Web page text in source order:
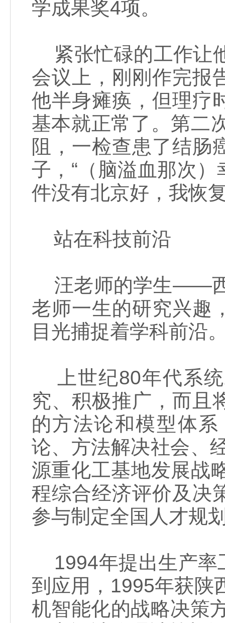
学成果奖4项。
紧张忙碌的工作让
会议上，刚刚作完报
他半身瘫痪，但理疗
基本就正常了。第二
阻，一检查患了结肠
子，“（脑溢血那次
件没有北京好，我恢
站在科技前沿
汪老师的学生——西
老师一生的研究兴趣
目光捕捉着学科前沿
上世纪80年代系统
究、积极推广，而且
的方法论和模型体
论、方法解决社会、
源重化工基地发展战
程综合经济评价及决
参与制定全国人才规
1994年提出生产率
到应用，1995年获陕
机智能化的战略决策